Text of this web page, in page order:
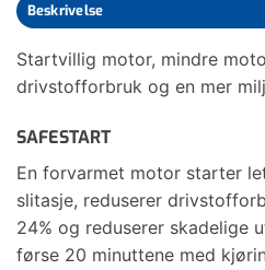
Beskrivelse
Startvillig motor, mindre
drivstofforbruk og en mer
SAFESTART
En forvarmet motor starter
slitasje, reduserer
24% og reduserer skadelige
førse 20 minuttene med